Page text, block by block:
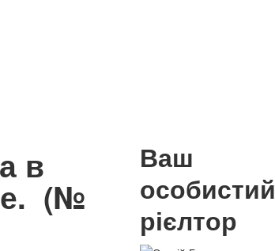
в
(№
Ваш
особистий
рієлтор